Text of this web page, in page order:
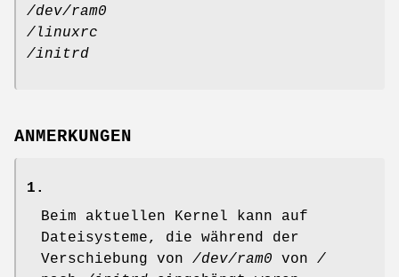
/dev/ram0
/linuxrc
/initrd
ANMERKUNGEN
1.
Beim aktuellen Kernel kann auf
Dateisysteme, die während der
Verschiebung von /dev/ram0 von /